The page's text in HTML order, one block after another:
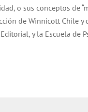
o sus conceptos de
de Winnicott Chile y
y la Escuela de